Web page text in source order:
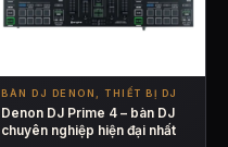
BÀN DJ DENON, THIẾT BỊ DJ
Denon DJ Prime 4 – bàn DJ
chuyên nghiệp hiện đại nhất